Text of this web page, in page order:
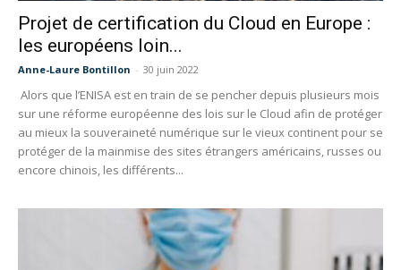
Projet de certification du Cloud en Europe :
les européens loin...
Anne-Laure Bontillon - 30 juin 2022
Alors que l’ENISA est en train de se pencher depuis plusieurs mois
sur une réforme européenne des lois sur le Cloud afin de protéger
au mieux la souveraineté numérique sur le vieux continent pour se
protéger de la mainmise des sites étrangers américains, russes ou
encore chinois, les différents...